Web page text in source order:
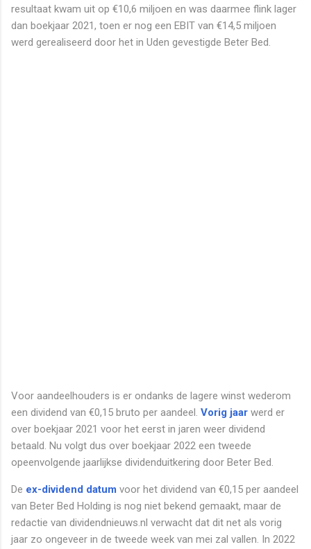
resultaat kwam uit op €10,6 miljoen en was daarmee flink lager
dan boekjaar 2021, toen er nog een EBIT van €14,5 miljoen
werd gerealiseerd door het in Uden gevestigde Beter Bed.
Voor aandeelhouders is er ondanks de lagere winst wederom
een dividend van €0,15 bruto per aandeel. Vorig jaar werd er
over boekjaar 2021 voor het eerst in jaren weer dividend
betaald. Nu volgt dus over boekjaar 2022 een tweede
opeenvolgende jaarlijkse dividenduitkering door Beter Bed.
De ex-dividend datum voor het dividend van €0,15 per aandeel
van Beter Bed Holding is nog niet bekend gemaakt, maar de
redactie van dividendnieuws.nl verwacht dat dit net als vorig
jaar zo ongeveer in de tweede week van mei zal vallen. In 2022